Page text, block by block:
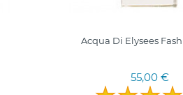
Acqua Di Elysees
55,00 €